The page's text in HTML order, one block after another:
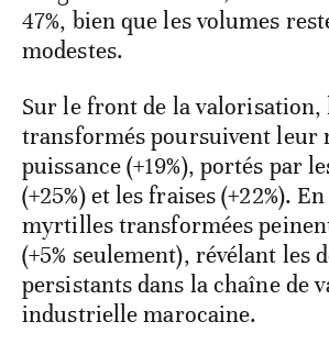
47%, bien que les volumes
modestes.
Sur le front de la valorisation,
transformés poursuivent leur
puissance (+19%), portés par
(+25%) et les fraises (+22%).
myrtilles transformées
(+5% seulement), révélant les
persistants dans la chaîne de
industrielle marocaine.